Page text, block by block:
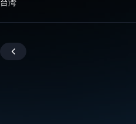
台湾